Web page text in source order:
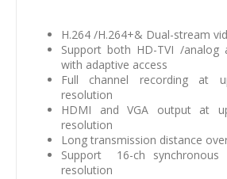
H.264 /H.264+& Dual-stream
Support both HD-TVI /analog
with adaptive access
Full channel recording at
resolution
HDMI and VGA output at
resolution
Long transmission distance
Support 16-ch synchronous
resolution